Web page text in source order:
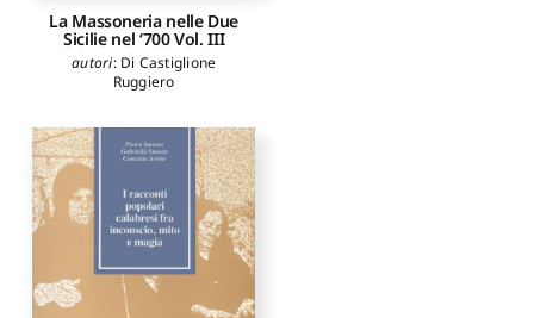
La Massoneria nelle Due
Sicilie nel ‘700 Vol. III
autori: Di Castiglione
Ruggiero